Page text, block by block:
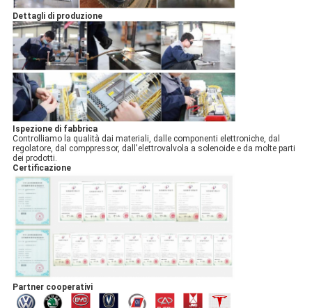
Dettagli di produzione
Ispezione di fabbrica
Controlliamo la qualità dai materiali, dalle componenti elettroniche, dal
regolatore, dal comppressor, dall'elettrovalvola a solenoide e da molte parti
dei prodotti.
Certificazione
Partner cooperativi